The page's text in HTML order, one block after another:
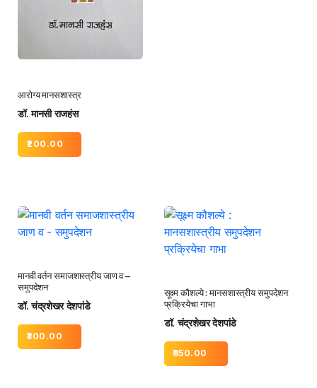
आरोग्य मानसशास्त्र
डॉ. मानसी राजहंस
200.00
मानवी वर्तन समाजशास्त्रीय जाण व –
समुपदेशन
डॉ. चंद्रशेखर देशपांडे
300.00
सूक्ष्म कौशल्ये : मानसशास्त्रीय समुपदेशन
प्रक्रियेचा गाभा
डॉ. चंद्रशेखर देशपांडे
350.00